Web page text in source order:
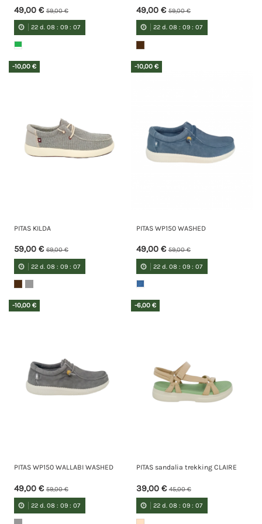
49,00 €59,00 €
22 d. 08 :09 :07
49,00 €59,00 €
22 d. 08 :09 :07
-10,00 €
PITAS KILDA
59,00 €69,00 €
22 d. 08 :09 :07
-10,00 €
PITAS WP150 WASHED
49,00 €59,00 €
22 d. 08 :09 :07
-10,00 €
PITAS WP150 WALLABI WASHED
49,00 €59,00 €
22 d. 08 :09 :07
-6,00 €
PITAS sandalia trekking CLAIRE
39,00 €45,00 €
22 d. 08 :09 :07